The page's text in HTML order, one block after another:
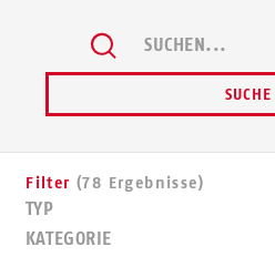
SUCHEN...
SUCHE
Filter(78 Ergebnisse)
TYP
KATEGORIE